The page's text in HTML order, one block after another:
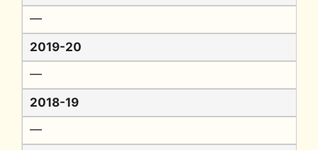
━
2019-20
━
2018-19
━